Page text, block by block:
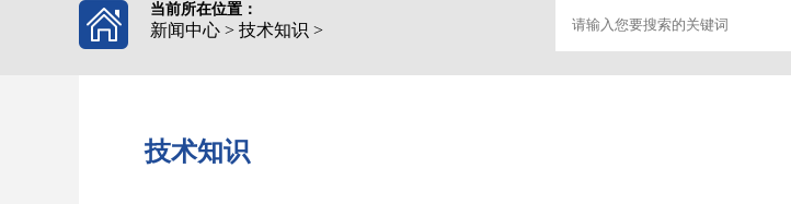
当前所在位置：
新闻中心 > 技术知识 >
技术知识